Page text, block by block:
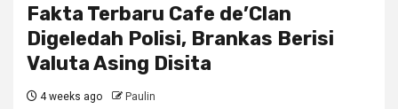
Fakta Terbaru Cafe de’Clan
Digeledah Polisi, Brankas Berisi
Valuta Asing Disita
4 weeks ago Paulin